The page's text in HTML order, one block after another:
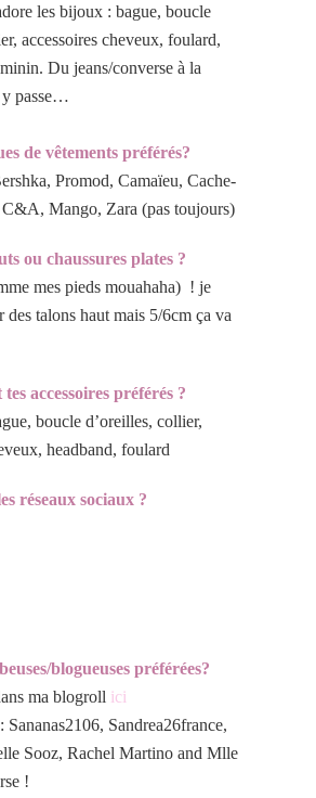
les bijoux : bague, boucle
accessoires cheveux, foulard,
Du jeans/converse à la
y passe…
de vêtements préférés?
Promod, Camaïeu, Cache-
Mango, Zara (pas toujours)
ou chaussures plates ?
mes pieds mouahaha) ! je
des talons haut mais 5/6cm ça va
accessoires préférés ?
boucle d’oreilles, collier,
headband, foulard
réseaux sociaux ?
blogueuses préférées?
ma blogroll ici
Sananas2106, Sandrea26france,
Sooz, Rachel Martino and Mlle
!